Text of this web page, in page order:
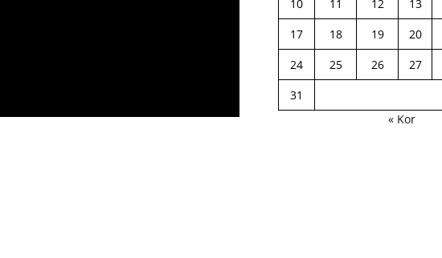
10 11 12 13
17
18 19 20
24
25 26 27
31
« Kor